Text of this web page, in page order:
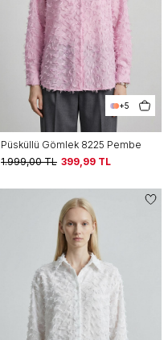
+5
Püsküllü Gömlek 8225 Pembe
1.999,00TL 399,99 TL